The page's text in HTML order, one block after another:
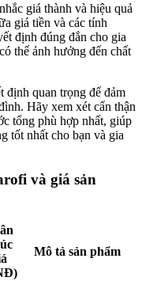
giá thành và hiệu quả
giá tiền và các tính
định đúng đắn cho gia
thể ảnh hưởng đến chất
định quan trọng để đảm
Hãy xem xét cẩn thận
tổng phù hợp nhất, giúp
tốt nhất cho bạn và gia
và giá sản
Mô tả sản phẩm